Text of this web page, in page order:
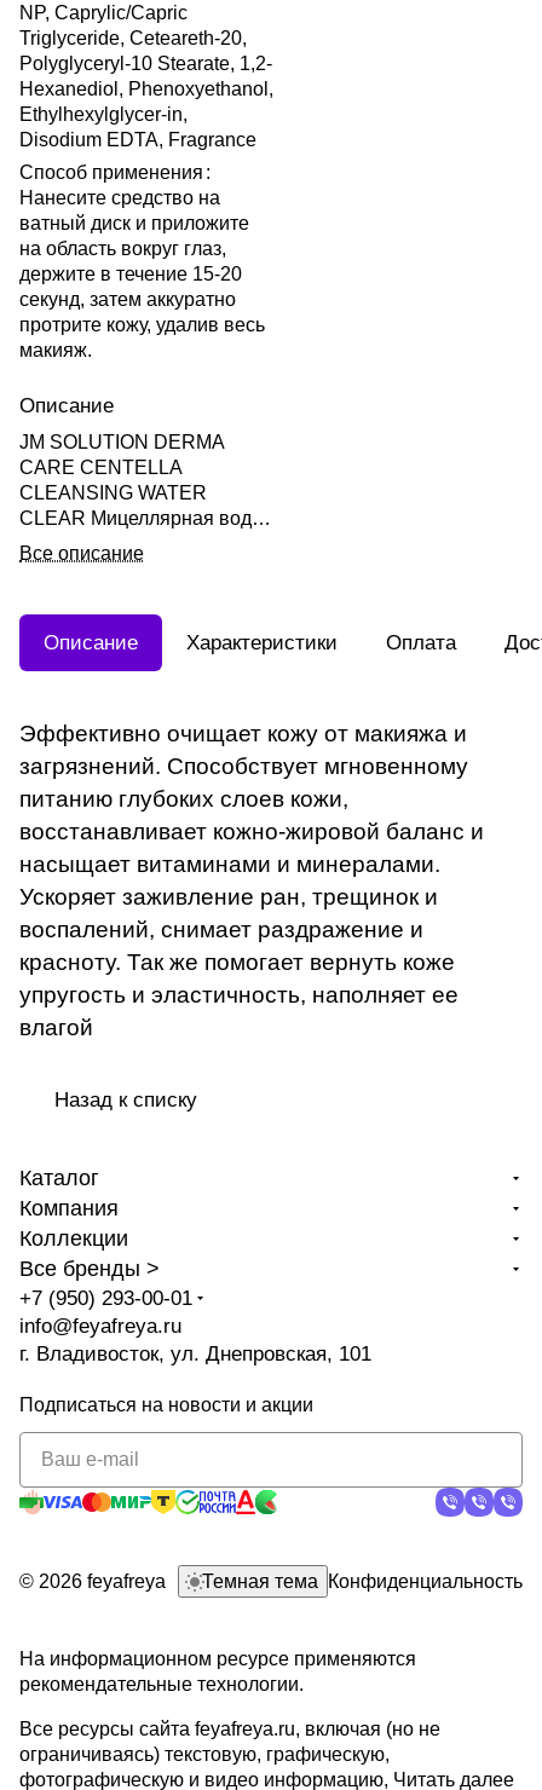
NP, Caprylic/Capric
Triglyceride, Ceteareth-20,
Polyglyceryl-10 Stearate, 1,2-
Hexanediol, Phenoxyethanol,
Ethylhexylglycer-in,
Disodium EDTA, Fragrance
Способ применения :
Нанесите средство на
ватный диск и приложите
на область вокруг глаз,
держите в течение 15-20
секунд, затем аккуратно
протрите кожу, удалив весь
макияж.
Описание
JM SOLUTION DERMA
CARE CENTELLA
CLEANSING WATER
CLEAR Мицеллярная вода
с центеллой 500мл
Все описание
Описание Характеристики Оплата
Эффективно очищает кожу от макияжа и
загрязнений. Способствует мгновенному
питанию глубоких слоев кожи,
восстанавливает кожно-жировой баланс и
насыщает витаминами и минералами.
Ускоряет заживление ран, трещинок и
воспалений, снимает раздражение и
красноту. Так же помогает вернуть коже
упругость и эластичность, наполняет ее
влагой
Назад к списку
Каталог
Компания
Коллекции
Все бренды >
+7 (950) 293-00-01
info@feyafreya.ru
г. Владивосток, ул. Днепровская, 101
Подписаться на новости и акции
© 2026 feyafreya Темная тема Конфиденциальность
На информационном ресурсе применяются
рекомендательные технологии.
Все ресурсы сайта feyafreya.ru, включая (но не
ограничиваясь) текстовую, графическую,
фотографическую и видео информацию, Читать далее